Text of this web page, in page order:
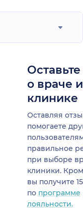
о враче
клинике
Оставляя
помогаете
правильное
при выборе
клиники.
вы получите
по программе
лояльности.